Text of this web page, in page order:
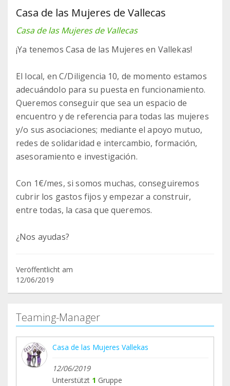
Casa de las Mujeres de Vallecas
Casa de las Mujeres de Vallecas
¡Ya tenemos Casa de las Mujeres en Vallekas!
El local, en C/Diligencia 10, de momento estamos
adecuándolo para su puesta en funcionamiento.
Queremos conseguir que sea un espacio de
encuentro y de referencia para todas las mujeres
y/o sus asociaciones; mediante el apoyo mutuo,
redes de solidaridad e intercambio, formación,
asesoramiento e investigación.
Con 1€/mes, si somos muchas, conseguiremos
cubrir los gastos fijos y empezar a construir,
entre todas, la casa que queremos.
¿Nos ayudas?
Veröffentlicht am
12/06/2019
Teaming-Manager
Casa de las Mujeres Vallekas
12/06/2019
Unterstützt 1 Gruppe